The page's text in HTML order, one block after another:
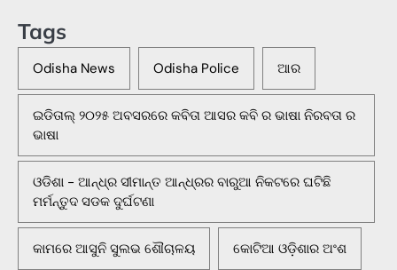
Tags
Odisha News Odisha Police ଆର
ଇଡିତାଲ୍ ୨୦୨୫ ଅବସରରେ କବିତା ଆସର କବି ର ଭାଷା ନିରବତା ର
ଭାଷା
ଓଡିଶା - ଆନ୍ଧ୍ର ସୀମାନ୍ତ ଆନ୍ଧ୍ରର ବାରୁଆ ନିକଟରେ ଘଟିଛି
ମର୍ମନ୍ତୁଦ ସଡକ ଦୁର୍ଘଟଣା
କାମରେ ଆସୁନି ସୁଲଭ ଶୌଚାଳୟ କୋଟିଆ ଓଡ଼ିଶାର ଅଂଶ